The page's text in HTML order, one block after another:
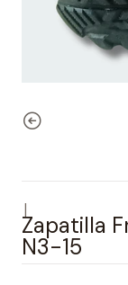
Zapatilla
N3-15